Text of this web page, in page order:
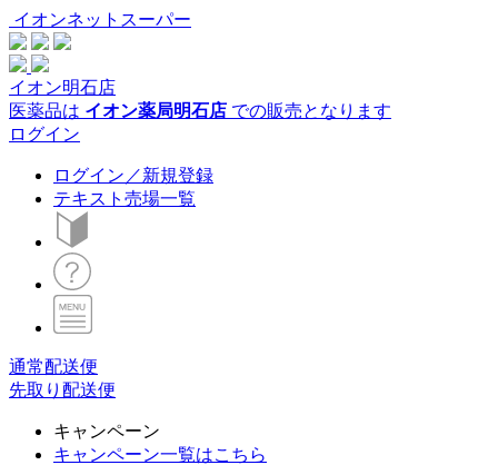
イオンネットスーパー
イオン明石店
医薬品は イオン薬局明石店 での販売となります
ログイン
ログイン／新規登録
テキスト売場一覧
通常配送便
先取り配送便
キャンペーン
キャンペーン一覧はこちら